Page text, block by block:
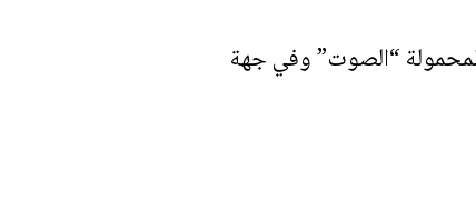
“الصوت” وفي جهة